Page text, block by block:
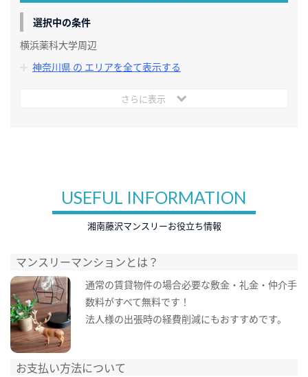
選択中の条件
横浜薬科大学周辺
神奈川県 の エリアを全て表示する
さらに表示
USEFUL INFORMATION
湘南藤沢マンスリーお役立ち情報
マンスリーマンションとは？
通常の賃貸物件の場合必要な敷金・礼金・仲介手
数料がすべて無料です！
法人様の出張時の経費削減にもおすすめです。
お支払い方法について